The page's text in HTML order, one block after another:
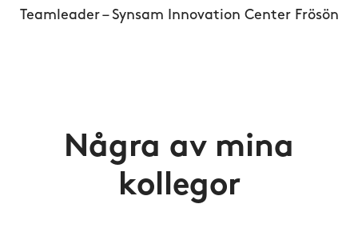
Teamleader – Synsam Innovation Center Frösön
Några av mina
kollegor